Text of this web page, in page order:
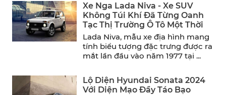
Xe Nga Lada Niva - Xe SUV
Không Túi Khí Đã Từng Oanh
Tạc Thị Trường Ô Tô Một Thời
Lada Niva, mẫu xe địa hình mang
tính biểu tượng đặc trưng được ra
mắt lần đầu vào năm 1977 tại ...
Lộ Diện Hyundai Sonata 2024
Với Diện Mạo Đầy Táo Bạo